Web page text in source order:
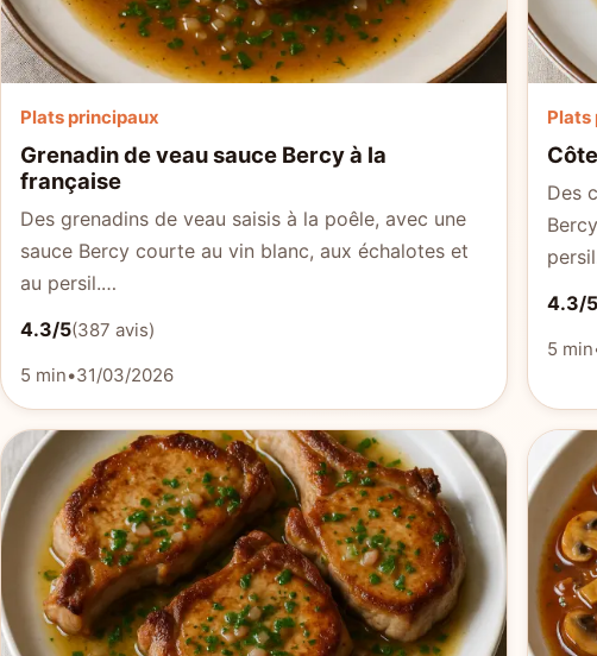
Plats principaux
Grenadin de veau sauce Bercy à la
française
Des grenadins de veau saisis à la poêle, avec une
sauce Bercy courte au vin blanc, aux échalotes et
au persil.…
4.3/5(387 avis)
5 min•31/03/2026
Plats
Des
4.3/5
5 min